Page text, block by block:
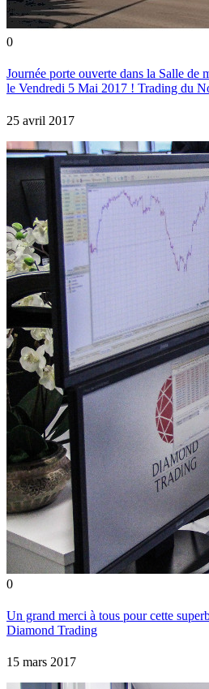
0
Journée porte ouverte dans la Salle de
le Vendredi 5 Mai 2017 ! Trading du
25 avril 2017
0
Un grand merci à tous pour cette
Diamond Trading
15 mars 2017